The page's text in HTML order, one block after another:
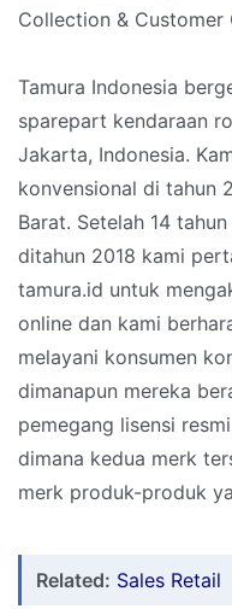
Collection & Customer
Tamura Indonesia
sparepart kendaraan
Jakarta, Indonesia.
konvensional di tahun
Barat. Setelah 14
ditahun 2018 kami
tamura.id untuk
online dan kami
melayani konsumen
dimanapun mereka
pemegang lisensi
dimana kedua merk
merk produk-produk
Related: Sales Retail